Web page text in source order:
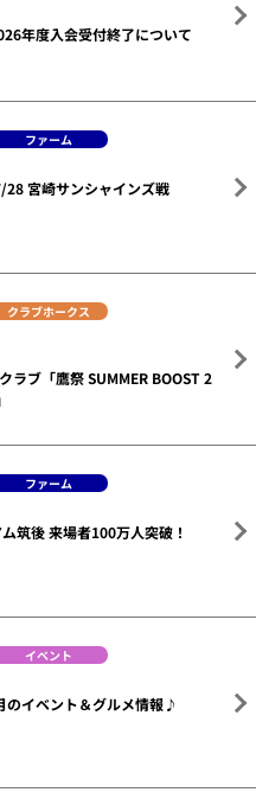
年度入会受付終了について
ファーム
28 宮崎サンシャインズ戦
クラブホークス
ラブ「鷹祭 SUMMER BOOST 2
ファーム
筑後 来場者100万人突破！
イベント
のイベント＆グルメ情報♪